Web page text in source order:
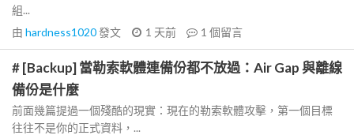
組...
由 hardness1020發文 1 天前 1 個留言
# [Backup] 當勒索軟體連備份都不放過：Air Gap 與離線
備份是什麼
前面幾篇提過一個殘酷的現實：現在的勒索軟體攻擊，第一個目標
往往不是你的正式資料，...